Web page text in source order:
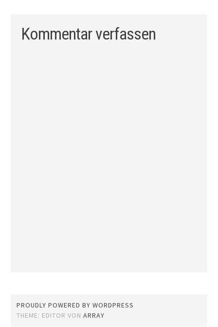
Kommentar verfassen
PROUDLY POWERED BY WORDPRESS
THEME: EDITOR VONARRAY